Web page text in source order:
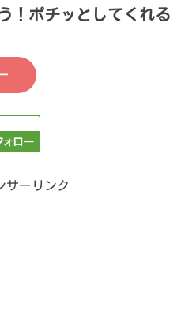
！ポチッとしてくれる
サーリンク